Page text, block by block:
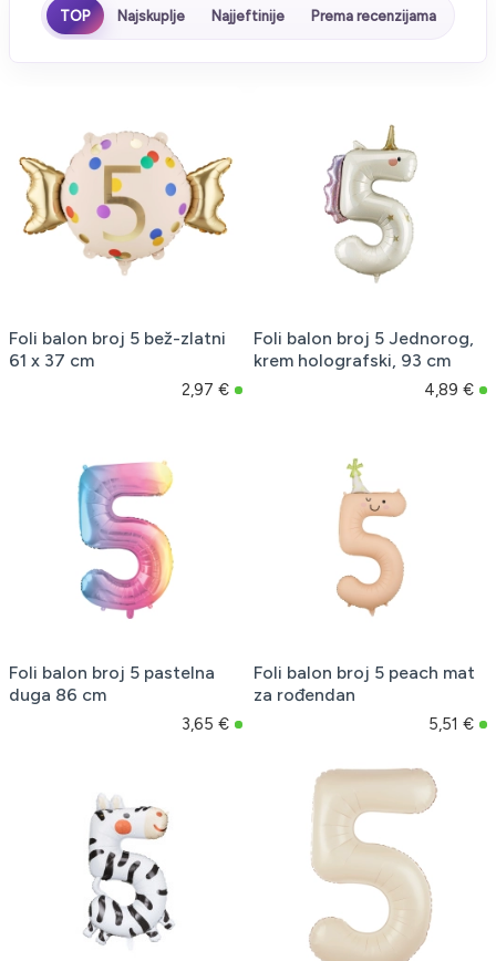
TOP Najskuplje Najjeftinije Prema recenzijama
Foli balon broj 5 bež-zlatni
61 x 37 cm
2,97 €
Foli balon broj 5 Jednorog,
krem holografski, 93 cm
4,89 €
Foli balon broj 5 pastelna
duga 86 cm
3,65 €
Foli balon broj 5 peach mat
za rođendan
5,51 €